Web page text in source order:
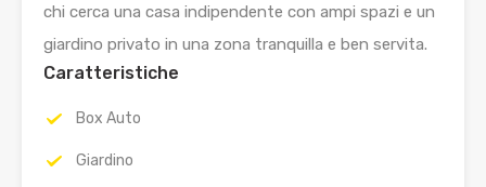
chi cerca una casa indipendente con ampi spazi e un
giardino privato in una zona tranquilla e ben servita.
Caratteristiche
Box Auto
Giardino